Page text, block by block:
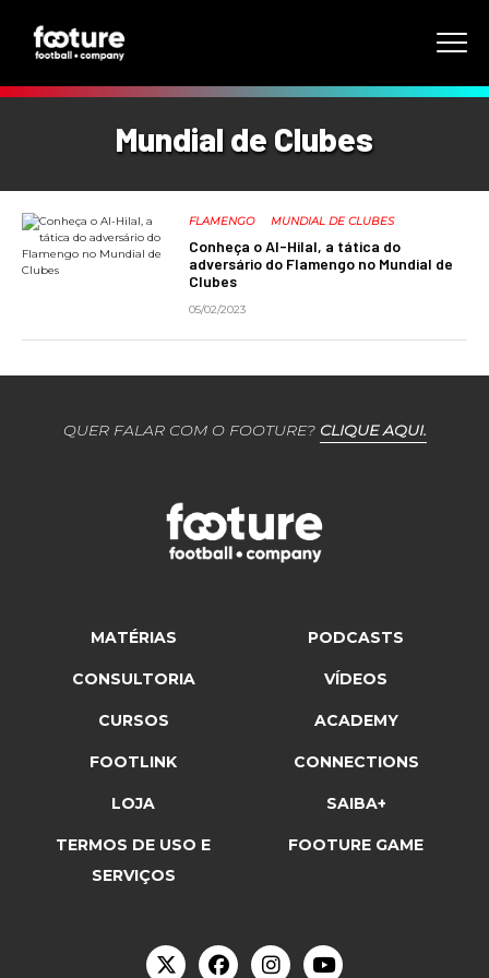
Mundial de Clubes
FLAMENGO MUNDIAL DE CLUBES
Conheça o Al-Hilal, a tática do
adversário do Flamengo no Mundial de
Clubes
05/02/2023
QUER FALAR COM O FOOTURE? CLIQUE AQUI.
MATÉRIAS PODCASTS
CONSULTORIA VÍDEOS
CURSOS ACADEMY
FOOTLINK CONNECTIONS
LOJA SAIBA+
TERMOS DE USO E
SERVIÇOS
FOOTURE GAME